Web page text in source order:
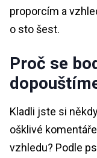
proporcím a
o sto šest.
Proč se
Kladli jste si
ošklivé
vzhledu? Podle